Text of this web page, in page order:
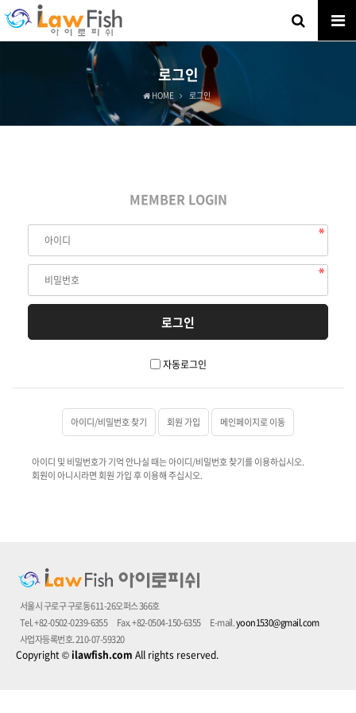
로그인
HOME 로그인
MEMBER LOGIN
자동로그인
아이디/비밀번호 찾기 회원 가입 메인페이지로 이동
아이디 및 비밀번호가 기억 안나실 때는 아이디/비밀번호 찾기를 이용하십시오.
회원이 아니시라면 회원 가입 후 이용해 주십시오.
서울시 구로구 구로동 611-26오퍼스 366호
Tel. +82-0502-0239-6355
Fax. +82-0504-150-6355 E-mail.yoon1530@gmail.com
사업자등록번호. 210-07-59320
Copyright©ilawfish.com All rights reserved.